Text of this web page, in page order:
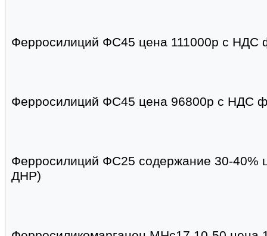
Ферросилиций ФС45 цена 111000р с НДС
Ферросилиций ФС45 цена 96800р с НДС
Ферросилиций ФС25 содержание 30-40%
ДНР)